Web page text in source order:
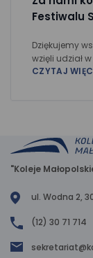
Festiwalu
Dziękujemy
wzięli udział
CZYTAJ
"Koleje
ul. Wodna 2,
(12) 30 71 714